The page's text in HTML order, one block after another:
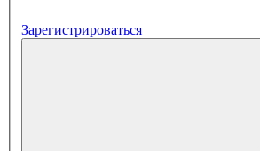
Зарегистрироваться